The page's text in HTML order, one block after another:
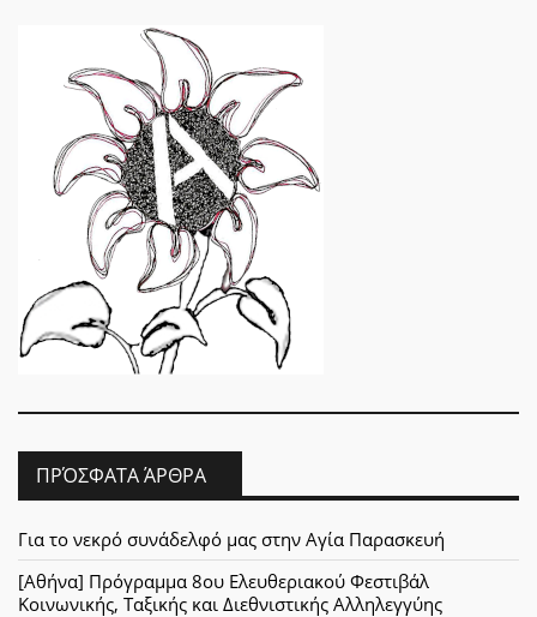
ΠΡΌΣΦΑΤΑ ΆΡΘΡΑ
Για το νεκρό συνάδελφό μας στην Αγία Παρασκευή
[Αθήνα] Πρόγραμμα 8ου Ελευθεριακού Φεστιβάλ
Κοινωνικής, Ταξικής και Διεθνιστικής Αλληλεγγύης